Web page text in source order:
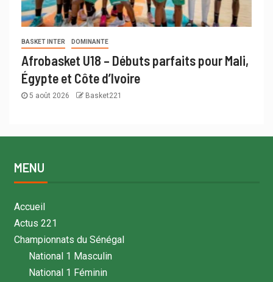
BASKET INTER DOMINANTE
Afrobasket U18 – Débuts parfaits pour Mali,
Égypte et Côte d’Ivoire
5 août 2026 Basket221
MENU
Accueil
Actus 221
Championnats du Sénégal
National 1 Masculin
National 1 Féminin